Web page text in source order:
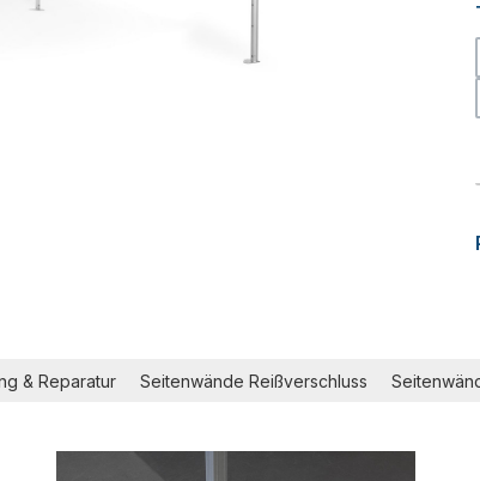
& Reparatur Seitenwände Reißverschluss